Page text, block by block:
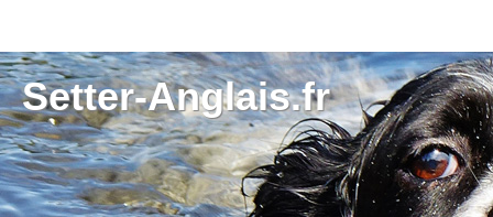
Setter-Anglais.fr